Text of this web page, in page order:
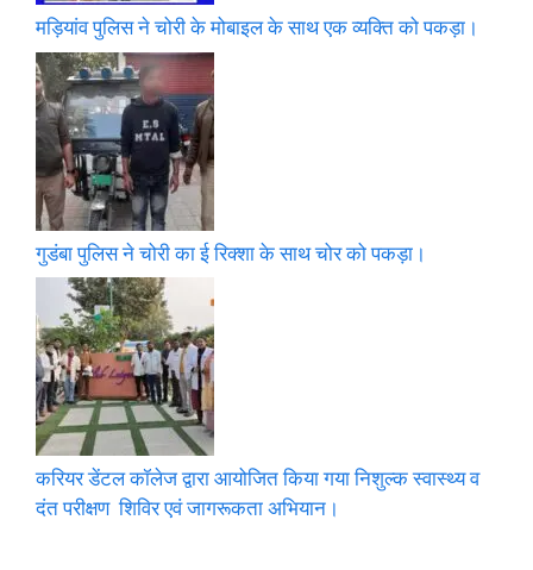
मड़ियांव पुलिस ने चोरी के मोबाइल के साथ एक व्यक्ति को पकड़ा।
गुडंबा पुलिस ने चोरी का ई रिक्शा के साथ चोर को पकड़ा।
करियर डेंटल कॉलेज द्वारा आयोजित किया गया निशुल्क स्वास्थ्य व
दंत परीक्षण शिविर एवं जागरूकता अभियान।